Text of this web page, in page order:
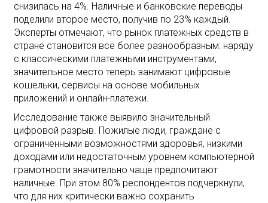
снизилась на 4%. Наличные и банковские переводы
поделили второе место, получив по 23% каждый.
Эксперты отмечают, что рынок платежных средств в
стране становится все более разнообразным: наряду
с классическими платежными инструментами,
значительное место теперь занимают цифровые
кошельки, сервисы на основе мобильных
приложений и онлайн-платежи.
Исследование также выявило значительный
цифровой разрыв. Пожилые люди, граждане с
ограниченными возможностями здоровья, низкими
доходами или недостаточным уровнем компьютерной
грамотности значительно чаще предпочитают
наличные. При этом 80% респондентов подчеркнули,
что для них критически важно сохранить